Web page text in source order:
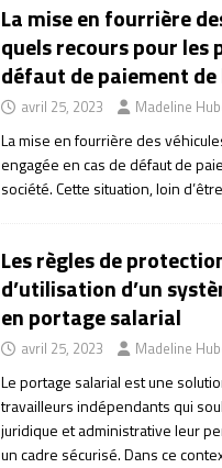
La mise en fourrière
quels recours pour les
défaut de paiement de
avril 25, 2023 Madeline
La mise en fourrière des
engagée en cas de défaut de
société. Cette situation, loin
Les règles de
d’utilisation d’un
en portage salarial
avril 25, 2023 Madeline
Le portage salarial est une
travailleurs indépendants qui
juridique et administrative leur
un cadre sécurisé. Dans ce